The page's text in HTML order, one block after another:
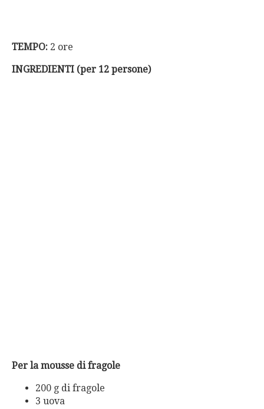
TEMPO: 2 ore
INGREDIENTI (per 12 persone)
Per la mousse di fragole
200 g di fragole
3 uova